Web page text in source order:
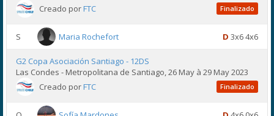
Creado porFTC Finalizado
S Maria Rochefort D 3x6 4x6
G2 Copa Asociación Santiago - 12DS
Las Condes - Metropolitana de Santiago, 26 May à 29 May 2023
Creado porFTC Finalizado